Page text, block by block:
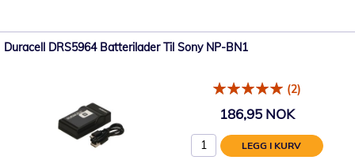
Duracell DRS5964 Batterilader Til Sony NP-BN1
(2)
186,95 NOK
LEGG I KURV